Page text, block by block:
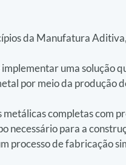
da Manufatura
uma solução
por meio da produção
metálicas completas com
necessário para a
processo de fabricação